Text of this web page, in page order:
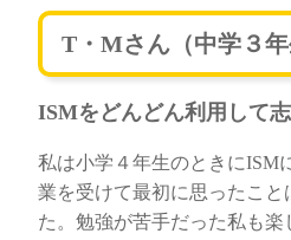
T・Mさん（中学３年
ISMをどんどん利用して
私は小学４年生のときにISM
業を受けて最初に思ったこと
た。勉強が苦手だった私も